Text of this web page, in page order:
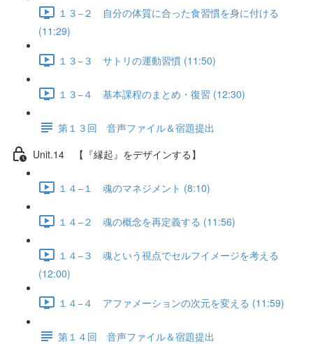
１３−２ 自分の体質に合った食習慣を身に付ける
(11:29)
１３−３ サトリの運動習慣 (11:50)
１３−４ 基本課程のまとめ・復習 (12:30)
第１３回 音声ファイル＆宿題提出
Unit.14 【『縁起』をデザインする】
１４−１ 魂のマネジメント (8:10)
１４−２ 魂の概念を再定義する (11:56)
１４−３ 魂という視点でセルフイメージを考える
(12:00)
１４−４ アファメーションの次元を変える (11:59)
第１４回 音声ファイル＆宿題提出